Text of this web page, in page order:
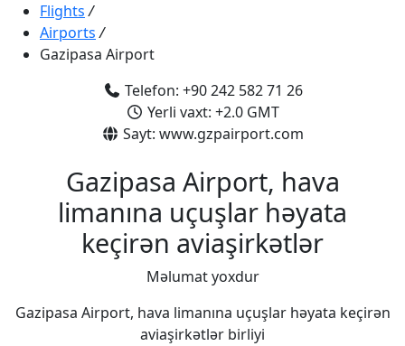
Flights /
Airports /
Gazipasa Airport
Telefon: +90 242 582 71 26
Yerli vaxt: +2.0 GMT
Sayt: www.gzpairport.com
Gazipasa Airport, hava
limanına uçuşlar həyata
keçirən aviaşirkətlər
Məlumat yoxdur
Gazipasa Airport, hava limanına uçuşlar həyata keçirən
aviaşirkətlər birliyi